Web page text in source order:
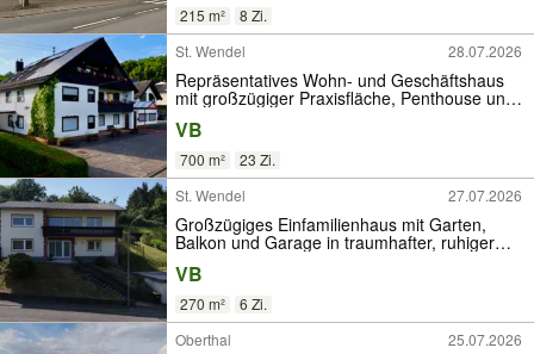
215 m²
8 Zi.
St. Wendel
28.07.2026
Repräsentatives Wohn- und Geschäftshaus
mit großzügiger Praxisfläche, Penthouse und
Ferienwohnung auf 1.600 m² Grundstück in
Bliesen
VB
700 m²
23 Zi.
St. Wendel
27.07.2026
Großzügiges Einfamilienhaus mit Garten,
Balkon und Garage in traumhafter, ruhiger
VB
270 m²
6 Zi.
Oberthal
25.07.2026